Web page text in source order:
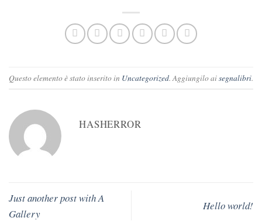
Questo elemento è stato inserito in Uncategorized. Aggiungilo aisegnalibri.
HASHERROR
Just another post with A
Gallery
Hello world!